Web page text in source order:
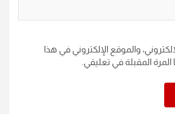
والموقع الإلكتروني في هذا
المقبلة في تعليقي.